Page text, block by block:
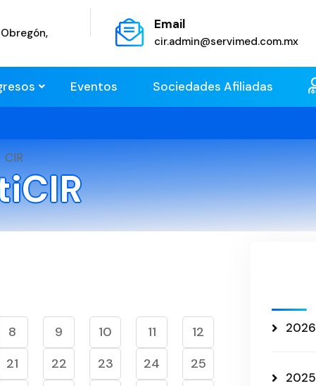
Email
cir.admin@servimed.com.mx
Eventos Sociedades Afiliadas
CIR
8 9 10 11
12
21 22 23 24
25
2026
2025